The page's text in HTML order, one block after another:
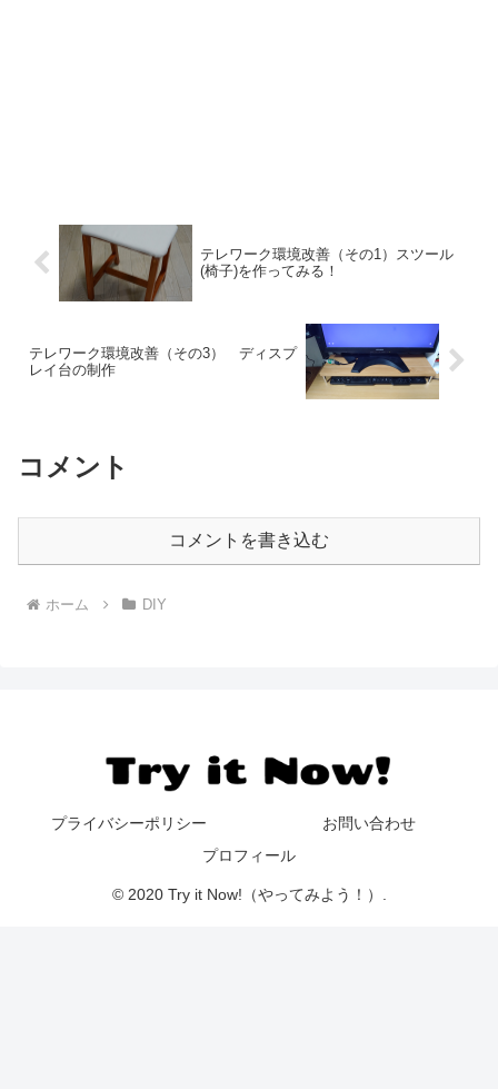
テレワーク環境改善（その1）スツール
(椅子)を作ってみる！
テレワーク環境改善（その3） ディスプ
レイ台の制作
コメント
コメントを書き込む
ホーム DIY
プライバシーポリシー
お問い合わせ
プロフィール
© 2020 Try it Now!（やってみよう！）.